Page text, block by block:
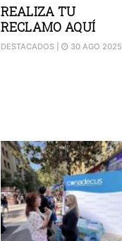
REALIZA TU
RECLAMO AQUÍ
DESTACADOS| 30 AGO 2025